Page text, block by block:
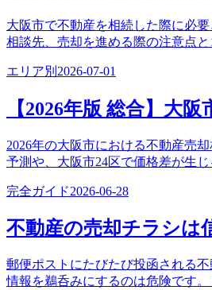
大阪市で不動産を相続した際に必
相談先、売却を進める際の注意点と
エリア別 2026-07-01
【2026年版 総合】大
2026年の大阪市における不動産売
予測や、大阪市24区で価格差が生
完全ガイド2026-06-28
不動産の売却チラシは
郵便ポストにたびたび投函される
情報を鵜呑みにするのは危険です